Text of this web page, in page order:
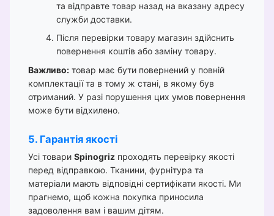
та відправте товар назад на вказану адресу
служби доставки.
Після перевірки товару магазин здійснить
повернення коштів або заміну товару.
Важливо: товар має бути повернений у повній
комплектації та в тому ж стані, в якому був
отриманий. У разі порушення цих умов повернення
може бути відхилено.
5. Гарантія якості
Усі товари Spinogriz проходять перевірку якості
перед відправкою. Тканини, фурнітура та
матеріали мають відповідні сертифікати якості. Ми
прагнемо, щоб кожна покупка приносила
задоволення вам і вашим дітям.